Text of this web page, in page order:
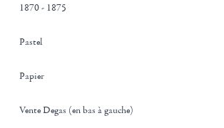
1870 - 1875
Pastel
Papier
Vente Degas (en bas à gauche)